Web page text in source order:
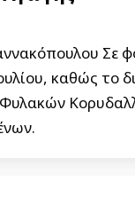
Σε
καθώς το